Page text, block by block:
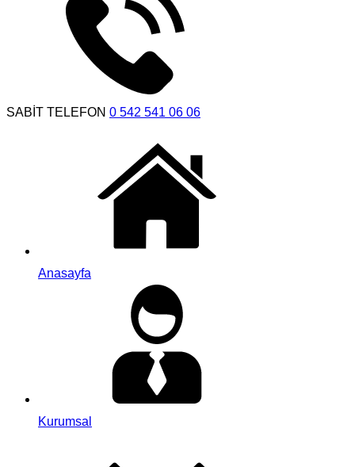
SABİT TELEFON 0 542 541 06 06
Anasayfa
Kurumsal